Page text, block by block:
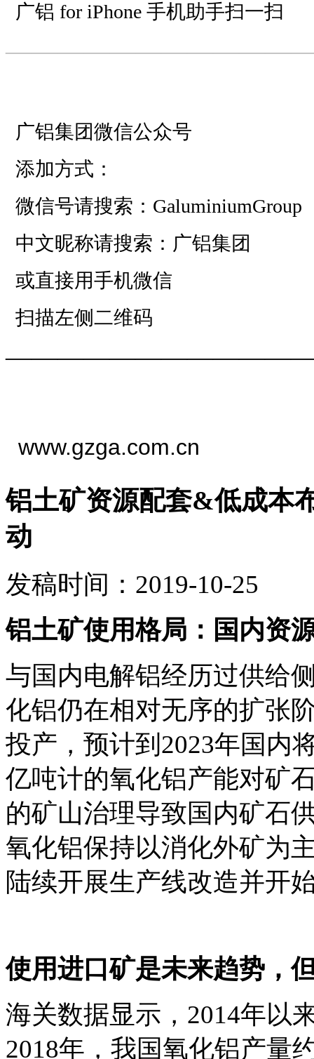
广铝 for iPhone 手机助手扫一扫
———————————
广铝集团微信公众号
添加方式：
微信号请搜索：GaluminiumGroup
中文昵称请搜索：广铝集团
或直接用手机微信
扫描左侧二维码
———————————
www.gzga.com.cn
铝土矿资源配套&低成本
动
发稿时间：2019-10-25
铝土矿使用格局：国内资
与国内电解铝经历过供给
化铝仍在相对无序的扩张
投产，预计到2023年国内
亿吨计的氧化铝产能对矿
的矿山治理导致国内矿石
氧化铝保持以消化外矿为
陆续开展生产线改造并开
使用进口矿是未来趋势，
海关数据显示，2014年以
2018年，我国氧化铝产量